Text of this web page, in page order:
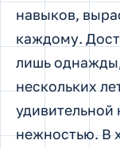
навыков,
каждому.
лишь
нескольких
удивительной
нежностью. В